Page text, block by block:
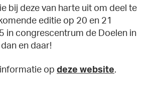
bij deze van harte uit om deel te
editie op 20 en 21
in congrescentrum de Doelen in
en daar!
op deze website.